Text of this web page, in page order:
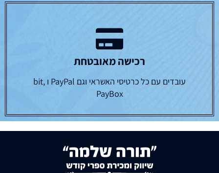
רכישה מאובטחת
עובדים עם כל כרטיסי האשראי וגם PayPal ו bit,
PayBox